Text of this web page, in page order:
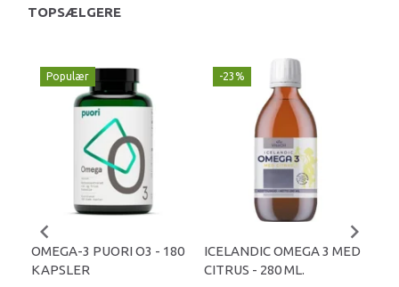
TOPSÆLGERE
Populær
OMEGA-3 PUORI O3 - 180
KAPSLER
-23%
ICELANDIC OMEGA 3 MED
CITRUS - 280 ML.